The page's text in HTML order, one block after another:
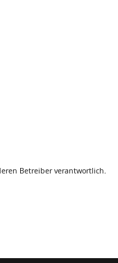
Betreiber verantwortlich.